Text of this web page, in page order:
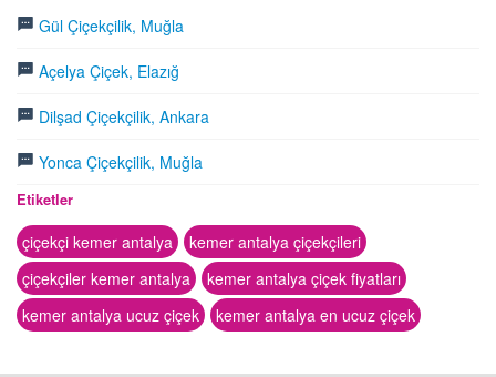
Gül Çiçekçilik, Muğla
Açelya Çiçek, Elazığ
Dilşad Çiçekçilik, Ankara
Yonca Çiçekçilik, Muğla
Etiketler
çiçekçi kemer antalya
kemer antalya çiçekçileri
çiçekçiler kemer antalya
kemer antalya çiçek fiyatları
kemer antalya ucuz çiçek
kemer antalya en ucuz çiçek